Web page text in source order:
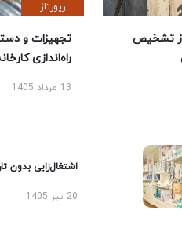
تشخیص
رپورتاژ
تجهیزات و
راه‌اندازی
13 مرداد 1405
اشتغال‌زایی بدون
20 تیر 1405